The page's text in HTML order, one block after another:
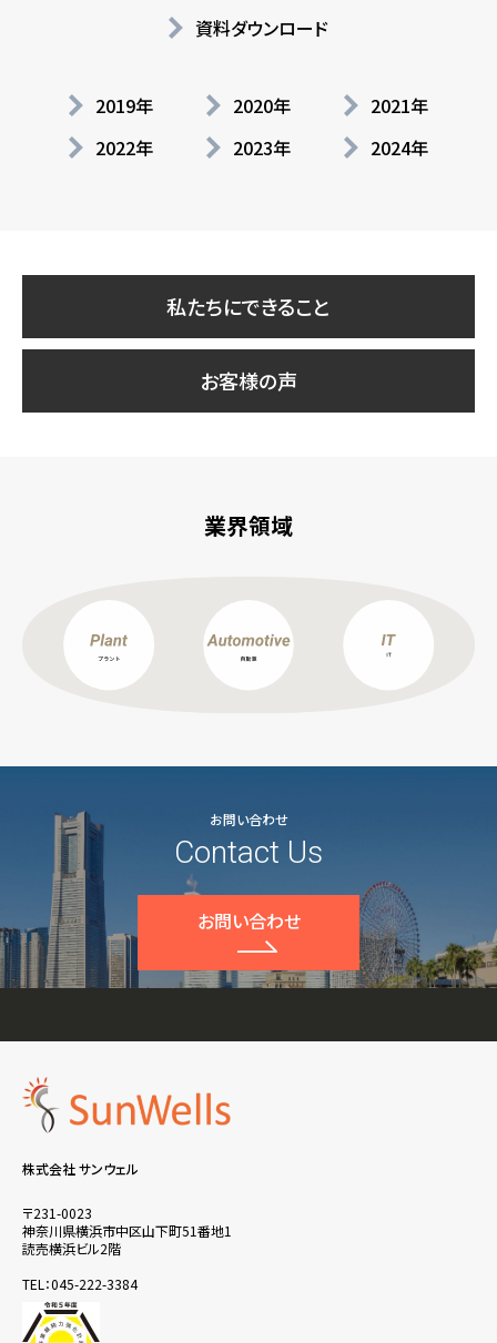
資料ダウンロード
2019年 2020年
2021年
2022年
2023年 2024年
私たちにできること
お客様の声
業界領域
お問い合わせ
Contact Us
お問い合わせ
株式会社 サンウェル
〒231-0023
神奈川県横浜市中区山下町51番地1
読売横浜ビル2階
TEL：045-222-3384